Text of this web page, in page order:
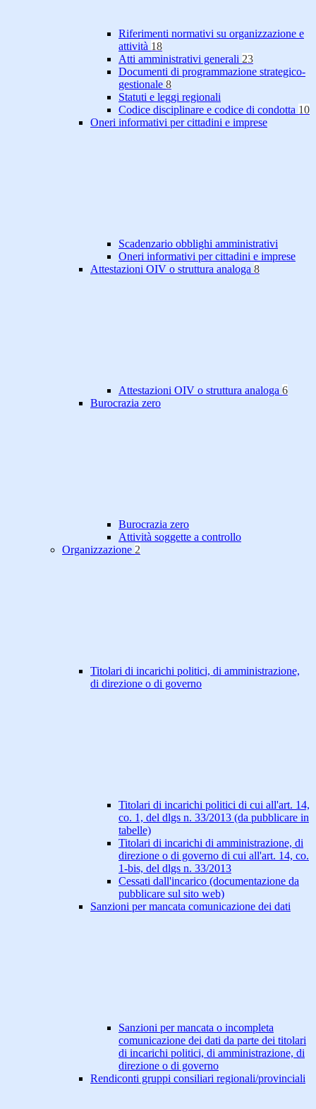
Riferimenti normativi su organizzazione e
attività 18
Atti amministrativi generali 23
Documenti di programmazione strategico-
gestionale 8
Statuti e leggi regionali
Codice disciplinare e codice di condotta 10
Oneri informativi per cittadini e imprese
Scadenzario obblighi amministrativi
Oneri informativi per cittadini e imprese
Attestazioni OIV o struttura analoga 8
Attestazioni OIV o struttura analoga 6
Burocrazia zero
Burocrazia zero
Attività soggette a controllo
Organizzazione 2
Titolari di incarichi politici, di amministrazione,
di direzione o di governo
Titolari di incarichi politici di cui all'art. 14,
co. 1, del dlgs n. 33/2013 (da pubblicare in
tabelle)
Titolari di incarichi di amministrazione, di
direzione o di governo di cui all'art. 14, co.
1-bis, del dlgs n. 33/2013
Cessati dall'incarico (documentazione da
pubblicare sul sito web)
Sanzioni per mancata comunicazione dei dati
Sanzioni per mancata o incompleta
comunicazione dei dati da parte dei titolari
di incarichi politici, di amministrazione, di
direzione o di governo
Rendiconti gruppi consiliari regionali/provinciali